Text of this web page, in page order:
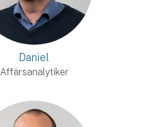
Daniel
Affärsanalytiker